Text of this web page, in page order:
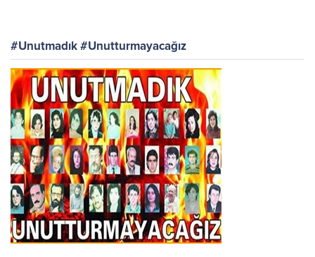
#Unutmadık #Unutturmayacağız